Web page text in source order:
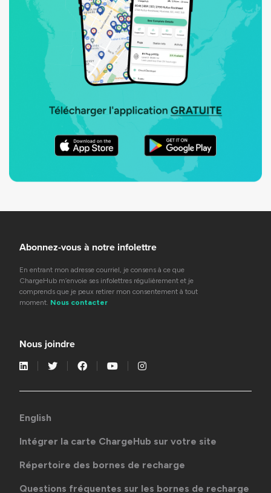
Abonnez-vous à notre infolettre
En entrant mon adresse courriel, je consens à ce que
ChargeHub m’envoie ses infolettres régulièrement et je
comprends que je peux retirer mon consentement à tout
moment. Nous contacter
Nous joindre
English
Intégrer la carte ChargeHub sur votre site
Répertoire des bornes de recharge
Questions fréquentes sur les bornes de recharge